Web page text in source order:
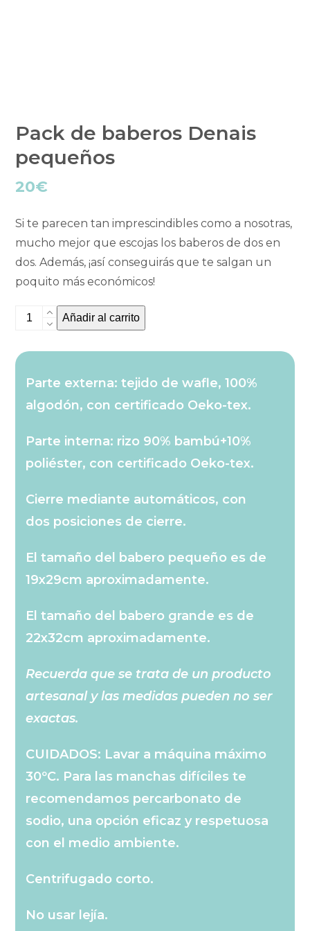
Pack de baberos Denais
pequeños
20€
Si te parecen tan imprescindibles como a nosotras,
mucho mejor que escojas los baberos de dos en
dos. Además, ¡así conseguirás que te salgan un
poquito más económicos!
Pack
baberos
cantidad
Añadir al carrito
Parte externa: tejido de wafle, 100%
algodón, con certificado Oeko-tex.
Parte interna: rizo 90% bambú+10%
poliéster, con certificado Oeko-tex.
Cierre mediante automáticos, con
dos posiciones de cierre.
El tamaño del babero pequeño es de
19x29cm aproximadamente.
El tamaño del babero grande es de
22x32cm aproximadamente.
Recuerda que se trata de un producto
artesanal y las medidas pueden no ser
exactas.
CUIDADOS: Lavar a máquina máximo
30ºC. Para las manchas difíciles te
recomendamos percarbonato de
sodio, una opción eficaz y respetuosa
con el medio ambiente.
Centrifugado corto.
No usar lejía.